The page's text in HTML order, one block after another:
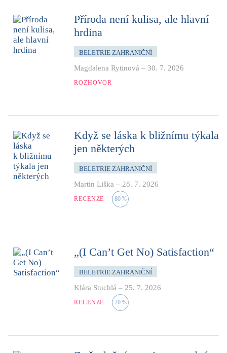
Příroda není kulisa, ale hlavní
hrdina
BELETRIE ZAHRANIČNÍ
Magdalena Rytinová – 30. 7. 2026
ROZHOVOR
Když se láska k bližnímu týkala
jen některých
BELETRIE ZAHRANIČNÍ
Martin Liška – 28. 7. 2026
RECENZE 80%
„(I Can’t Get No) Satisfaction“
BELETRIE ZAHRANIČNÍ
Klára Stuchlá – 25. 7. 2026
RECENZE 70%